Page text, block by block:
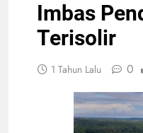
Imbas
Terisolir
1 Tahun Lalu 0